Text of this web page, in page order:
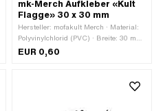
mk-Merch Aufkleber «Kult
Flagge» 30 x 30 mm
Hersteller: mofakult Merch · Material:
Polyvinylchlorid (PVC) · Breite: 30 mm
· Höhe: 30 mm · Beschaffenheit
EUR 0,60